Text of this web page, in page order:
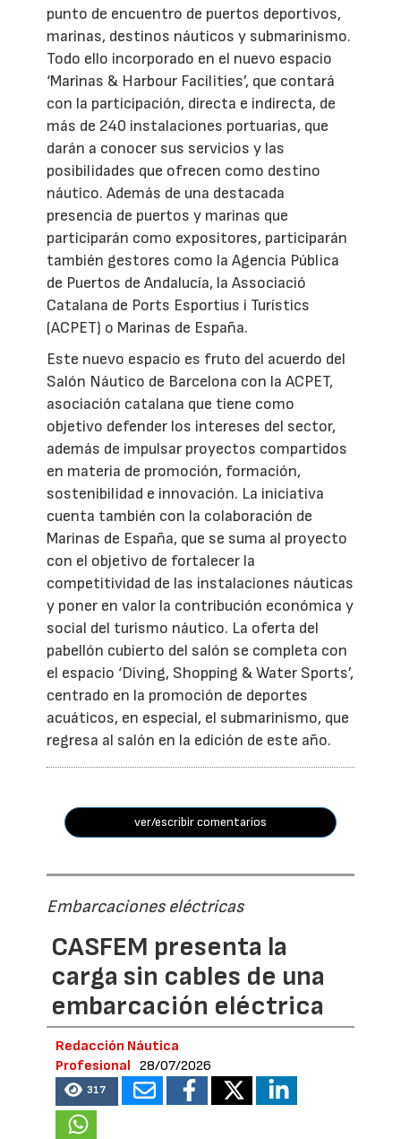
punto de encuentro de puertos deportivos,
marinas, destinos náuticos y submarinismo.
Todo ello incorporado en el nuevo espacio
‘Marinas & Harbour Facilities’, que contará
con la participación, directa e indirecta, de
más de 240 instalaciones portuarias, que
darán a conocer sus servicios y las
posibilidades que ofrecen como destino
náutico. Además de una destacada
presencia de puertos y marinas que
participarán como expositores, participarán
también gestores como la Agencia Pública
de Puertos de Andalucía, la Associació
Catalana de Ports Esportius i Turístics
(ACPET) o Marinas de España.
Este nuevo espacio es fruto del acuerdo del
Salón Náutico de Barcelona con la ACPET,
asociación catalana que tiene como
objetivo defender los intereses del sector,
además de impulsar proyectos compartidos
en materia de promoción, formación,
sostenibilidad e innovación. La iniciativa
cuenta también con la colaboración de
Marinas de España, que se suma al proyecto
con el objetivo de fortalecer la
competitividad de las instalaciones náuticas
y poner en valor la contribución económica y
social del turismo náutico. La oferta del
pabellón cubierto del salón se completa con
el espacio ‘Diving, Shopping & Water Sports’,
centrado en la promoción de deportes
acuáticos, en especial, el submarinismo, que
regresa al salón en la edición de este año.
ver/escribir comentarios
Embarcaciones eléctricas
CASFEM presenta la
carga sin cables de una
embarcación eléctrica
Redacción Náutica
Profesional
28/07/2026
317